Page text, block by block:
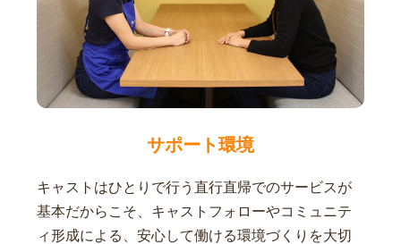
サポート環境
キャストはひとりで行う直行直帰でのサービスが
基本だからこそ、キャストフォローやコミュニテ
ィ形成による、安心して働ける環境づくりを大切